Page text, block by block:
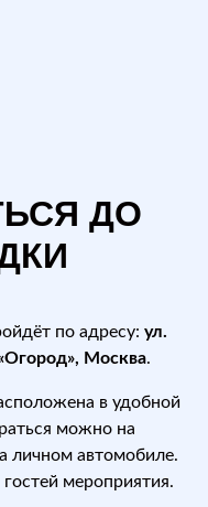
ДО
по адресу: ул.
Москва.
в удобной
можно на
личном автомобиле.
мероприятия.